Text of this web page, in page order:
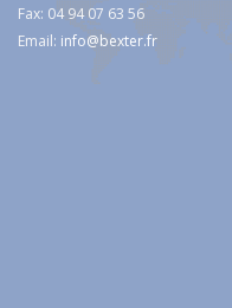
Fax: 04 94 07 63 56
Email: info@bexter.fr